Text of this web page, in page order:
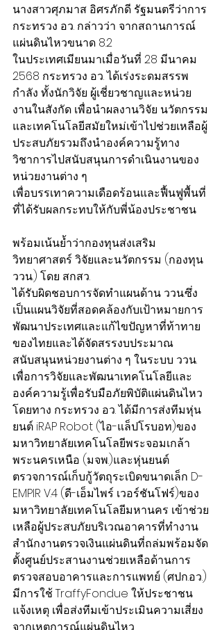
นางสาวศุภมาส อิศรภักดี รัฐมนตรีว่าการ
กระทรวง อว. กล่าวว่า จากสถานการณ์
แผ่นดินไหวขนาด 8.2
ในประเทศเมียนมาเมื่อวันที่ 28 มีนาคม
2568 กระทรวง อว. ได้เร่งระดมสรรพ
กำลัง ทั้งนักวิจัย ผู้เชี่ยวชาญและหน่วย
งานในสังกัด เพื่อนำผลงานวิจัย นวัตกรรม
และเทคโนโลยีสมัยใหม่เข้าไปช่วยเหลือผู้
ประสบภัยรวมถึงนำองค์ความรู้ทาง
วิชาการไปสนับสนุนการดำเนินงานของ
หน่วยงานต่าง ๆ
เพื่อบรรเทาความเดือดร้อนและฟื้นฟูพื้นที่
ที่ได้รับผลกระทบให้กับพี่น้องประชาชน
พร้อมเน้นย้ำว่ากองทุนส่งเสริม
วิทยาศาสตร์ วิจัยและนวัตกรรม (กองทุน
ววน.) โดย สกสว.
ได้รับผิดชอบการจัดทำแผนด้าน ววน.ซึ่ง
เป็นแผนวิจัยที่สอดคล้องกับเป้าหมายการ
พัฒนาประเทศและแก้ไขปัญหาที่ท้าทาย
ของไทยและได้จัดสรรงบประมาณ
สนับสนุนหน่วยงานต่าง ๆ ในระบบ ววน.
เพื่อการวิจัยและพัฒนาเทคโนโลยีและ
องค์ความรู้เพื่อรับมือภัยพิบัติแผ่นดินไหว
โดยทาง กระทรวง อว. ได้มีการส่งทีมหุ่น
ยนต์ iRAP Robot (ไอ-แล็ปโรบอท)ของ
มหาวิทยาลัยเทคโนโลยีพระจอมเกล้า
พระนครเหนือ (มจพ.)และหุ่นยนต์
ตรวจการณ์เก็บกู้วัตถุระเบิดขนาดเล็ก D-
EMPIR V.4 (ดี-เอ็มไพร์ เวอร์ชันโฟร์)ของ
มหาวิทยาลัยเทคโนโลยีมหานคร เข้าช่วย
เหลือผู้ประสบภัยบริเวณอาคารที่ทำงาน
สำนักงานตรวจเงินแผ่นดินที่ถล่มพร้อมจัด
ตั้งศูนย์ประสานงานช่วยเหลือด้านการ
ตรวจสอบอาคารและการแพทย์ (ศปก.อว.)
มีการใช้ TraffyFondue ให้ประชาชน
แจ้งเหตุ เพื่อส่งทีมเข้าประเมินความเสี่ยง
จากเหตุการณ์แผ่นดินไหว